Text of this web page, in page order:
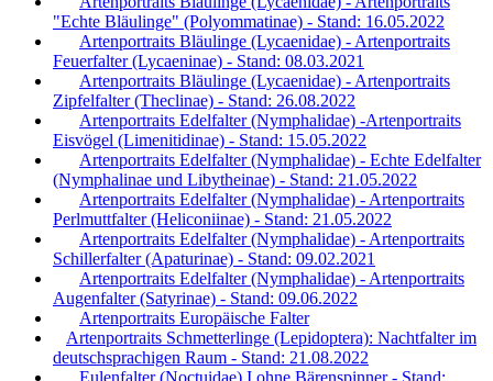
"Echte Bläulinge" (Polyommatinae) - Stand: 16.05.2022
Artenportraits Bläulinge (Lycaenidae) - Artenportraits
Feuerfalter (Lycaeninae) - Stand: 08.03.2021
Artenportraits Bläulinge (Lycaenidae) - Artenportraits
Zipfelfalter (Theclinae) - Stand: 26.08.2022
Artenportraits Edelfalter (Nymphalidae) -Artenportraits
Eisvögel (Limenitidinae) - Stand: 15.05.2022
Artenportraits Edelfalter (Nymphalidae) - Echte Edelfalter
(Nymphalinae und Libytheinae) - Stand: 21.05.2022
Artenportraits Edelfalter (Nymphalidae) - Artenportraits
Perlmuttfalter (Heliconiinae) - Stand: 21.05.2022
Artenportraits Edelfalter (Nymphalidae) - Artenportraits
Schillerfalter (Apaturinae) - Stand: 09.02.2021
Artenportraits Edelfalter (Nymphalidae) - Artenportraits
Augenfalter (Satyrinae) - Stand: 09.06.2022
Artenportraits Europäische Falter
Artenportraits Schmetterlinge (Lepidoptera): Nachtfalter im
deutschsprachigen Raum - Stand: 21.08.2022